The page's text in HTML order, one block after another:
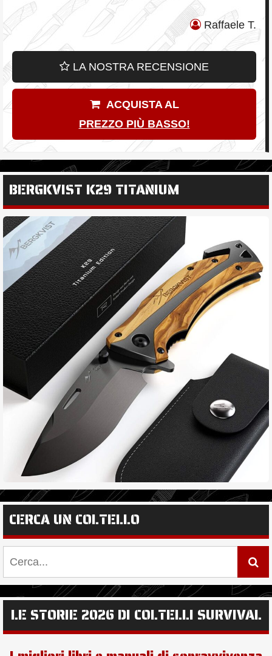
Raffaele T.
LA NOSTRA RECENSIONE
ACQUISTA AL
PREZZO PIÙ BASSO!
BERGKVIST K29 TITANIUM
CERCA UN COLTELLO
LE STORIE 2026 DI COLTELLI SURVIVAL